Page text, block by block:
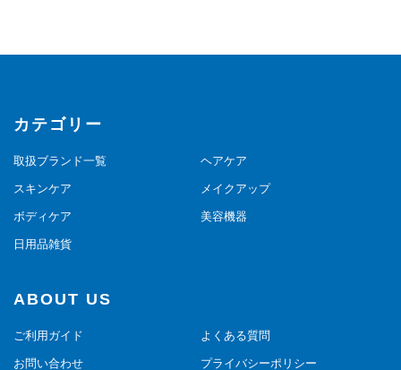
カテゴリー
取扱ブランド一覧 ヘアケア
スキンケア メイクアップ
ボディケア 美容機器
日用品雑貨
ABOUT US
ご利用ガイド よくある質問
お問い合わせ プライバシーポリシー